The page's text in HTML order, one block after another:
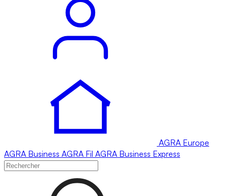
AGRA Europe
AGRA Business AGRA Fil AGRA Business Express